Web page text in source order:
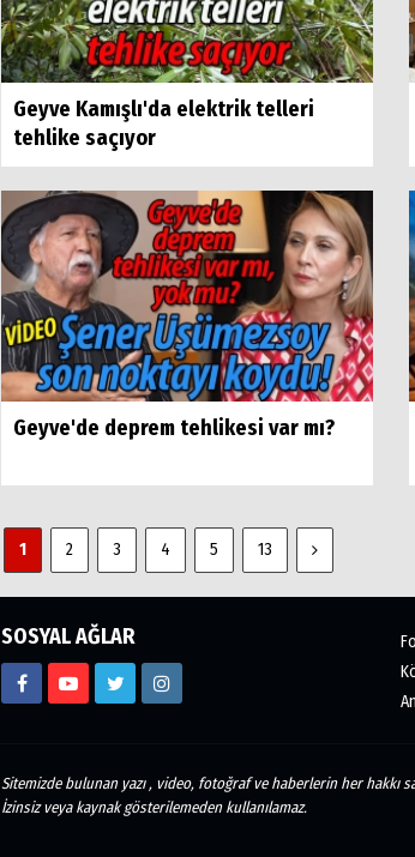
Geyve Kamışlı'da elektrik telleri
tehlike saçıyor
Geyve'de deprem tehlikesi var mı?
1 2 3 4 5 13
SOSYAL AĞLAR
Sitemizde bulunan yazı , video, fotoğraf ve haberlerin her hakkı
İzinsiz veya kaynak gösterilemeden kullanılamaz.